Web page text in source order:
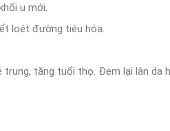
u mới.
loét đường tiêu hóa.
tăng tuổi thọ. Đem lại làn da